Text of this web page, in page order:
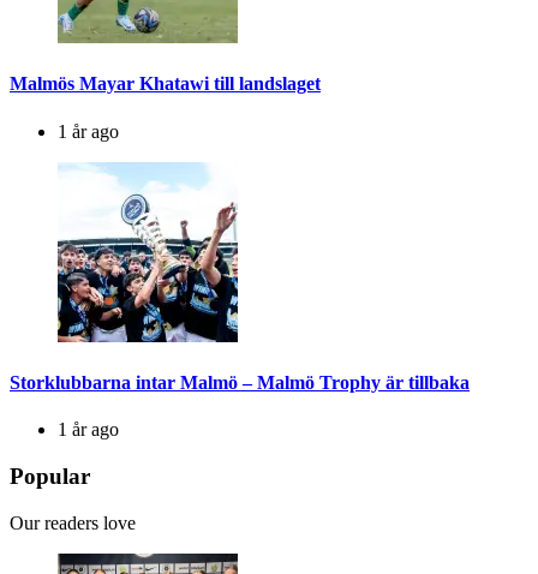
Malmös Mayar Khatawi till landslaget
1 år ago
Storklubbarna intar Malmö – Malmö Trophy är tillbaka
1 år ago
Popular
Our readers love